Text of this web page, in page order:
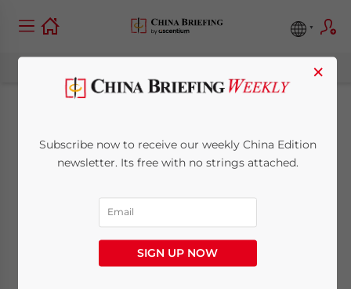
China revitalisiert
den Binnenkonsum
durch neues
Reformpaket
×
Subscribe now to receive our weekly China Edition
newsletter. Its free with no strings attached.
SIGN UP NOW